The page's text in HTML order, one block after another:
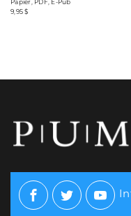
Papier, PDF, E-Pub
9,95 $
Facebook
Twitter